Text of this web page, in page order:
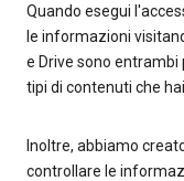
Quando esegui
le informazioni
e Drive sono
tipi di contenuti che
Inoltre, abbiamo
controllare le